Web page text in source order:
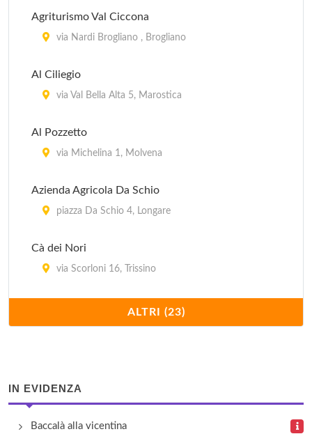
Agriturismo Val Ciccona
via Nardi Brogliano , Brogliano
Al Ciliegio
via Val Bella Alta 5, Marostica
Al Pozzetto
via Michelina 1, Molvena
Azienda Agricola Da Schio
piazza Da Schio 4, Longare
Cà dei Nori
via Scorloni 16, Trissino
via Carbonarola 31, San Germano dei Berici
via Roston 15, Sarcedo
Fattoria Grimana
ALTRI (23)
IN EVIDENZA
Baccalà alla vicentina